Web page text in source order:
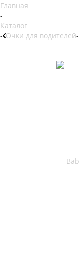
Главная
-
Каталог
- Очки для водителей-